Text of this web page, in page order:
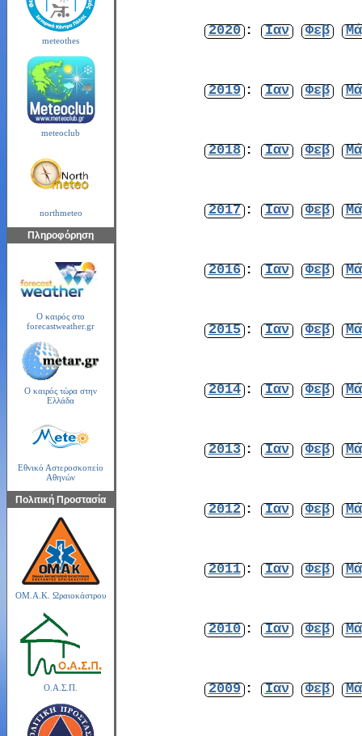
meteothes
meteoclub
northmeteo
Πληροφόρηση
Ο καιρός στο
forecastweather.gr
Ο καιρός τώρα στην
Ελλάδα
Εθνικό Αστεροσκοπείο
Αθηνών
Πολιτική Προστασία
ΟΜ.Α.Κ. Ωραιοκάστρου
Ο.Α.Σ.Π.
2020 : Ιαν Φεβ
2019 : Ιαν Φεβ
2018 : Ιαν Φεβ
2017 : Ιαν Φεβ
2016 : Ιαν Φεβ
2015 : Ιαν Φεβ
2014 : Ιαν Φεβ
2013 : Ιαν Φεβ
2012 : Ιαν Φεβ
2011 : Ιαν Φεβ
2010 : Ιαν Φεβ
2009 : Ιαν Φεβ